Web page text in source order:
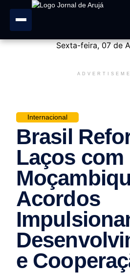
Sexta-feira, 07 de
Internacional
Brasil
Laços com
Acordos
e